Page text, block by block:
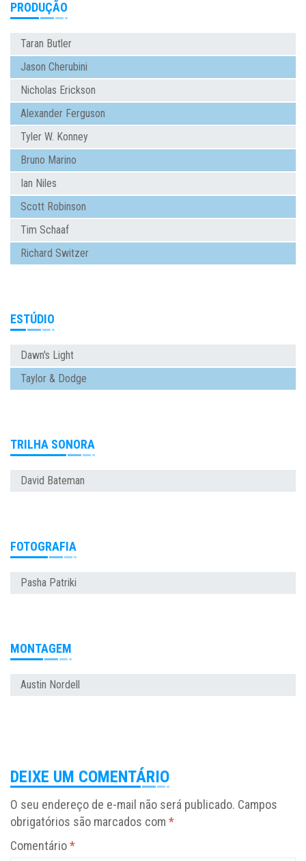
PRODUÇÃO
Taran Butler
Jason Cherubini
Nicholas Erickson
Alexander Ferguson
Tyler W. Konney
Bruno Marino
Ian Niles
Scott Robinson
Tim Schaaf
Richard Switzer
ESTÚDIO
Dawn's Light
Taylor & Dodge
TRILHA SONORA
David Bateman
FOTOGRAFIA
Pasha Patriki
MONTAGEM
Austin Nordell
DEIXE UM COMENTÁRIO
O seu endereço de e-mail não será publicado. Campos
obrigatórios são marcados com *
Comentário*